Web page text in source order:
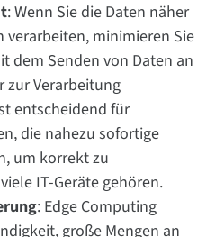
: Wenn Sie die Daten näher
verarbeiten, minimieren Sie
dem Senden von Daten an
zur Verarbeitung
entscheidend für
die nahezu sofortige
um korrekt zu
IT-Geräte gehören.
: Edge Computing
große Mengen an